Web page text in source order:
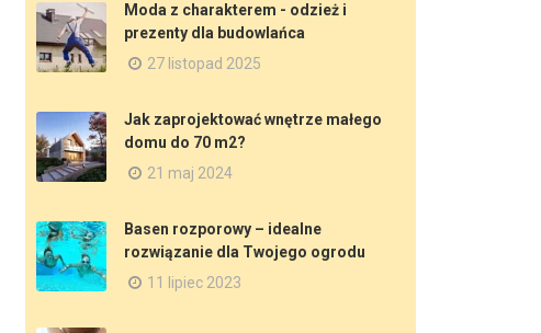
Moda z charakterem - odzież i
prezenty dla budowlańca
27 listopad 2025
Jak zaprojektować wnętrze małego
domu do 70 m2?
21 maj 2024
Basen rozporowy – idealne
rozwiązanie dla Twojego ogrodu
11 lipiec 2023